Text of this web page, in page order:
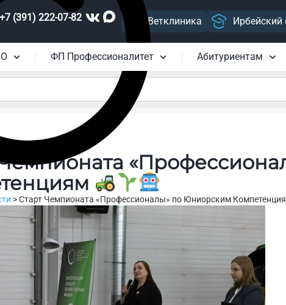
+7 (391) 222-07-82 Ветклиника Ирбейский
ФП Профессионалитет Абитуриентам
>Старт Чемпионата «Профессионалы» по Юниорским